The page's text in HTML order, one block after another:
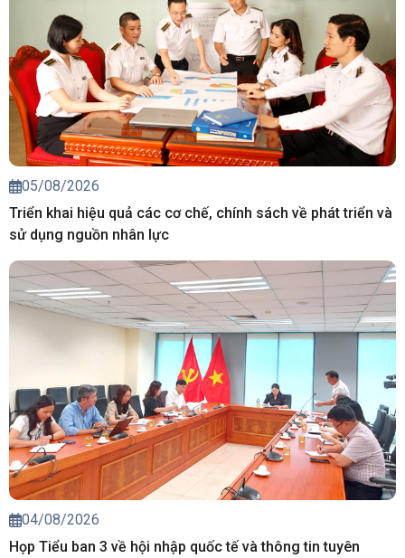
05/08/2026
Triển khai hiệu quả các cơ chế, chính sách về phát triển và
sử dụng nguồn nhân lực
04/08/2026
Họp Tiểu ban 3 về hội nhập quốc tế và thông tin tuyên